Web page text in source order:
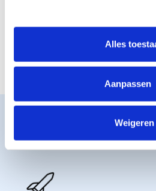
tonen. Je kunt je toestemming
intrekken via Cookie instellingen
lijst met cookies is te vinden in
Alles
Aanpassen
Weigeren
De juiste steun
Zo werkt